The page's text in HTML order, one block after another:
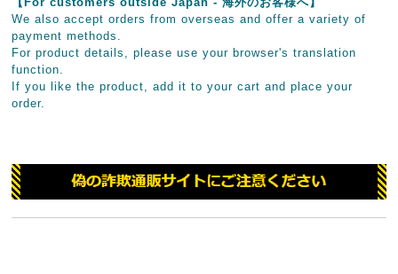
We also accept orders from overseas and offer a variety of
payment methods.
For product details, please use your browser's translation
function.
If you like the product, add it to your cart and place your
order.